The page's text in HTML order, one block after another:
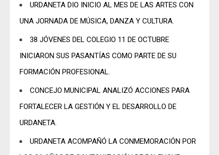
URDANETA DIO INICIO AL MES DE LAS ARTES CON
UNA JORNADA DE MÚSICA, DANZA Y CULTURA.
38 JÓVENES DEL COLEGIO 11 DE OCTUBRE
INICIARON SUS PASANTÍAS COMO PARTE DE SU
FORMACIÓN PROFESIONAL.
CONCEJO MUNICIPAL ANALIZÓ ACCIONES PARA
FORTALECER LA GESTIÓN Y EL DESARROLLO DE
URDANETA.
URDANETA ACOMPAÑÓ LA CONMEMORACIÓN POR